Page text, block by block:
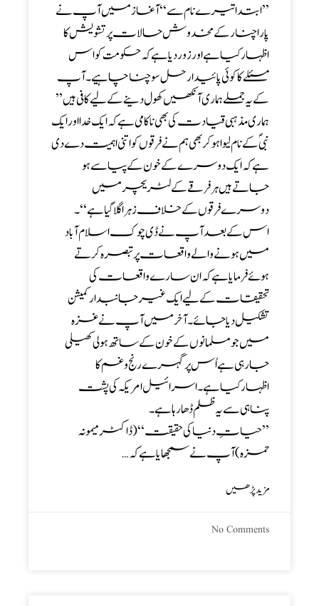
’’ابتدا تیرے نام سے ‘‘ آغاز میں آپ نے
پارا چنار کے مخدوش حالات پر تشویش کا
اظہار کیا ہےاورزور دیا ہےکہ حکومت کواس
مسئلے کا کوئی پائیدار حل سوچناچاہیے ۔آپ
کے یہ جملے ہماری آنکھیں کھول دینے کے لیے کافی ہیں ’’
ہماری مذہبی قیادت کی بھی نا کامی ہےکہ ایک خدا اورایک
نبیؐ کے نام لیوا ہو کر بھی ہم نے فرقوں کواتنی اہمیت دے دی
ہے کہ ایک دوسرے کے خون کے پیاسےہو
جاتے ہیں ہر فرقے کے لٹریچر میں
دوسرےفرقوں کے خلاف زہراگلا گیا ہے‘‘۔
اس کے بعد آپ نے ڈی چوک اسلام آباد
میں ہونے والے واقعات پرتبصرہ کرتے
ہوئےفرمایا ہے کہ ان سارے واقعات کی
تحقیقات کے لیے ایک غیر جانبدار کمیشن
تشکیل دیا جائے ۔ آخرمیں آپ نے غزہ
میں جو مسلمانوں کے خون کے ساتھ ہولی کھیلی
جا رہی ہے اُس پر گہرے رنج و غم کا
اظہارکیا ہے۔اسرائیل امریکہ کی پشت
پناہی سے یہ ظلم ڈھا رہا ہے۔
’’ حیاتِ دنیا کی حقیقت‘‘(ڈاکٹر میمونہ
حمزہ) آپ نے سمجھایا ہے کہ…
مزید پڑھیں
No Comments